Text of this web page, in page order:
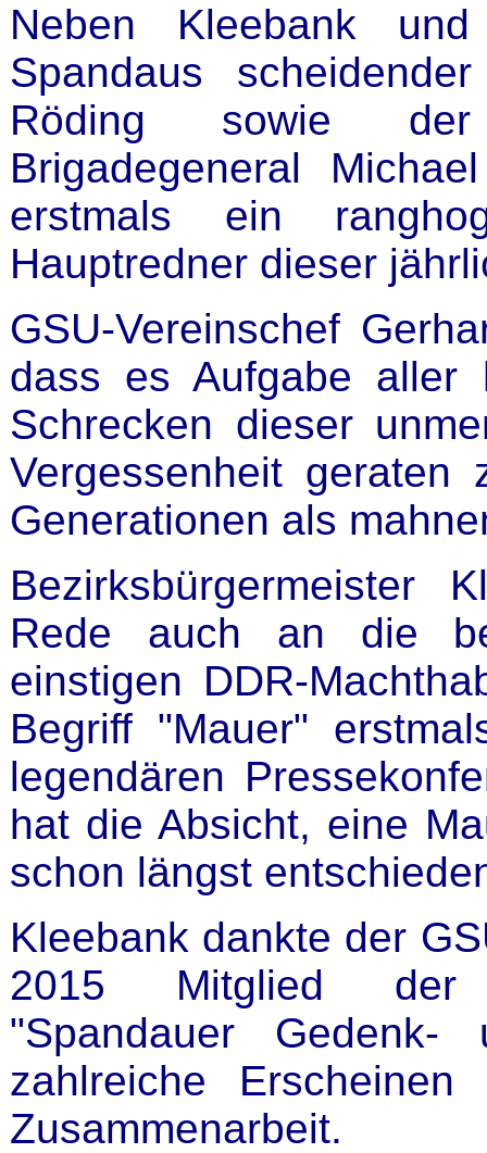
Neben Kleebank
Spandaus
Röding sowie der
Brigadegeneral
erstmals ein
Hauptredner dieser
GSU-Vereinschef
dass es Aufgabe aller
Schrecken dieser
Vergessenheit
Generationen als
Bezirksbürgermeister
Rede auch an die
einstigen DDR-
Begriff "Mauer"
legendären
hat die Absicht, eine
schon längst
Kleebank dankte der
2015 Mitglied der
"Spandauer
zahlreiche
Zusammenarbeit.